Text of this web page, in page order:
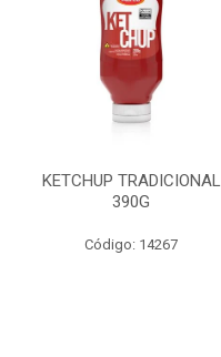
KETCHUP TRADICIONAL
390G
Código: 14267